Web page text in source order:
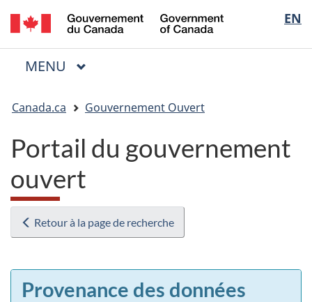
Passer
au
contenu
Passer
à
« Au
Passer
à
la
EN
of
Menu
MENU PRINCIPAL
êtes
ici
Canada.ca Gouvernement Ouvert
Portail du gouvernement
ouvert
Retour à la page de recherche
Provenance des données